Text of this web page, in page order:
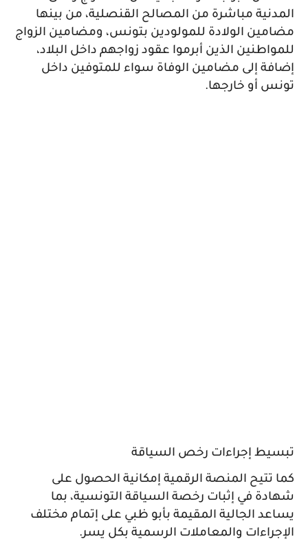
المدنية مباشرة من المصالح القنصلية، من بينها
مضامين الولادة للمولودين بتونس، ومضامين الزواج
للمواطنين الذين أبرموا عقود زواجهم داخل البلاد،
إضافة إلى مضامين الوفاة سواء للمتوفين داخل
تونس أو خارجها.
تبسيط إجراءات رخص السياقة
كما تتيح المنصة الرقمية إمكانية الحصول على
شهادة في إثبات رخصة السياقة التونسية، بما
يساعد الجالية المقيمة بأبو ظبي على إتمام مختلف
الإجراءات والمعاملات الرسمية بكل يسر.